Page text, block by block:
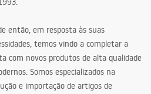
então, em resposta às suas
temos vindo a completar a
com novos produtos de alta qualidade
Somos especializados na
e importação de artigos de